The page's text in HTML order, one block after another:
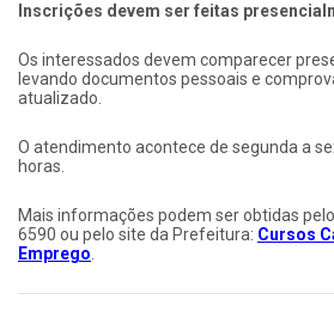
Inscrições devem ser feitas
Os interessados devem comparecer
levando documentos pessoais e
atualizado.
O atendimento acontece de segunda a
horas.
Mais informações podem ser obtidas
6590 ou pelo site da Prefeitura: Cursos
Emprego.